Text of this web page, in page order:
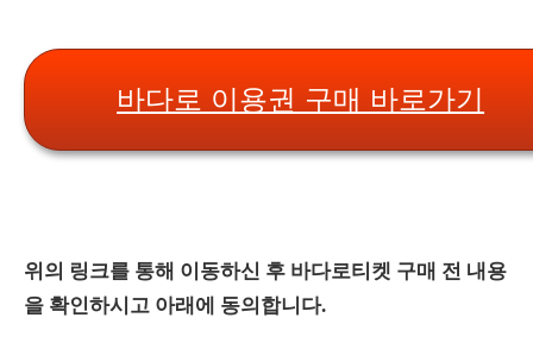
바다로 이용권 구매 바로가기
위의 링크를 통해 이동하신 후 바다로티켓 구매 전 내용
을 확인하시고 아래에 동의합니다.